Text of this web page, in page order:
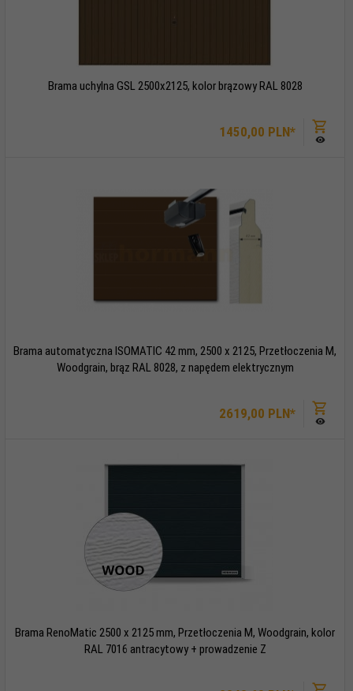
1450,00 PLN*
Brama uchylna GSL 2500x2125, kolor brązowy RAL 8028
2619,00 PLN*
Brama automatyczna ISOMATIC 42 mm, 2500 x 2125, Przetłoczenia M,
Woodgrain, brąz RAL 8028, z napędem elektrycznym
Brama RenoMatic 2500 x 2125 mm, Przetłoczenia M, Woodgrain, kolor
RAL 7016 antracytowy + prowadzenie Z